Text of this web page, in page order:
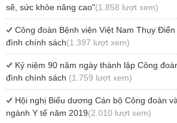
sẽ, sức khỏe nâng cao"(1.858 lượt xem)
Công đoàn Bệnh viện Việt Nam Thụy
đình chính sách(1.397 lượt xem)
Kỷ niệm 90 năm ngày thành lập Công
đình chính sách (1.759 lượt xem)
Hội nghị Biểu dương Cán bộ Công đoàn
ngành Y tế năm 2019(2.010 lượt xem)